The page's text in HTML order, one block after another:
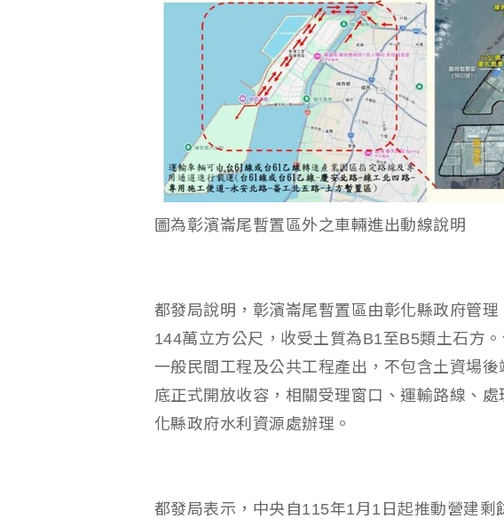
圖為彰濱崙尾暫置區外之車輛進出動線說明
都發局說明，彰濱崙尾暫置區由彰化縣政府管
144萬立方公尺，收受土質為B1至B5類土石方
一般民間工程及公共工程產出，不包含土資場
底正式開放收容，相關受理窗口、運輸路線、
化縣政府水利資源處辦理。
都發局表示，中央自115年1月1日起推動營建剩